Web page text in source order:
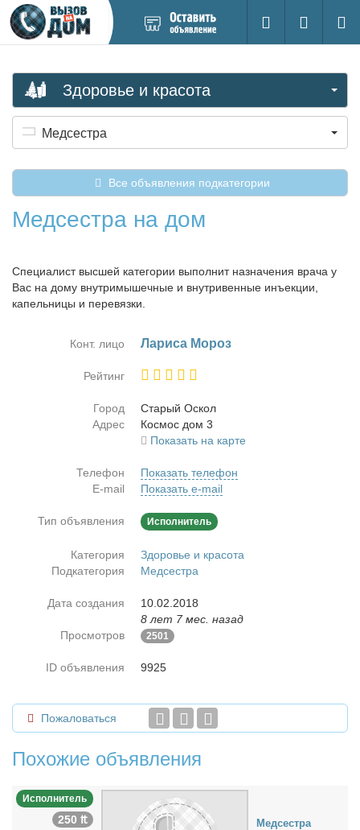
новое
Поиск
Вход на
Здоровье и красота
Медсестра
Все объявления подкатегории
Медсестра на дом
Специалист высшей категории выполнит назначения врача у
Вас на дому внутримышечные и внутривенные инъекции,
капельницы и перевязки.
Конт. лицо Ла­ри­са Мо­роз
Рейтинг
Город
Ста­рый Оскол
Адрес
Кос­мос дом 3
Показать на карте
Телефон
Показать телефон
E-mail
Показать e-mail
Тип объявления Исполнитель
Категория
Здоровье и красота
Подкатегория
Медсестра
Дата создания
10.02.2018
8 лет 7 мес. назад
Просмотров
2501
ID объявления 9925
Пожаловаться
Похожие объявления
Исполнитель
250 ₶
Мед­сест­ра